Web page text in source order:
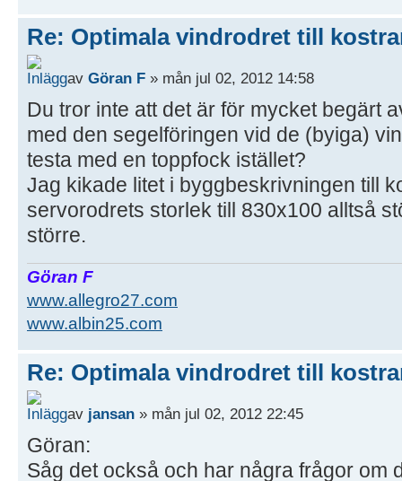
Re: Optimala vindrodret till
av Göran F » mån jul 02, 2012 14:58
Du tror inte att det är för mycket begärt
med den segelföringen vid de (byiga)
testa med en toppfock istället?
Jag kikade litet i byggbeskrivningen till
servorodrets storlek till 830x100 alltså
större.
Göran F
www.allegro27.com
www.albin25.com
Re: Optimala vindrodret till
av jansan » mån jul 02, 2012 22:45
Göran:
Såg det också och har några frågor om